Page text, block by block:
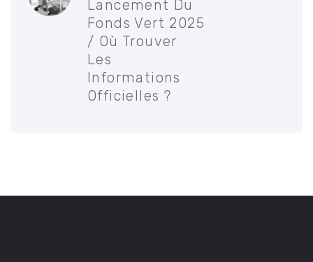
Lancement Du
Fonds Vert 2025
/ Où Trouver
Les
Informations
Officielles ?